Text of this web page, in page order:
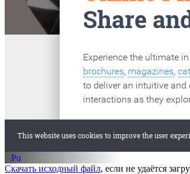
Вологда старые газеты
Скачать исходный файл, если не удаётся